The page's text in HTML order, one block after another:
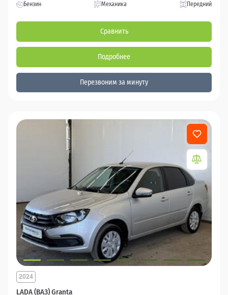
Бензин Механика Передний
Сравнить
Подробнее
Перезвоним за минуту
LADA (ВАЗ) Granta
2024